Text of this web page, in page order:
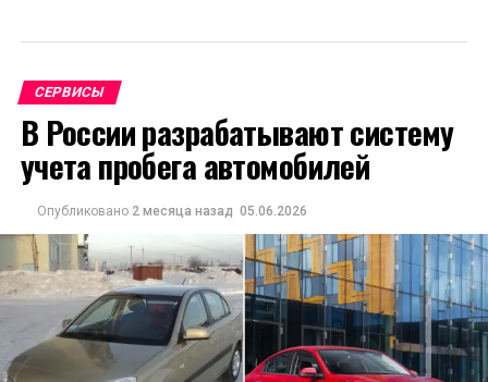
СЕРВИСЫ
В России разрабатывают систему
учета пробега автомобилей
Опубликовано 2 месяца назад 05.06.2026